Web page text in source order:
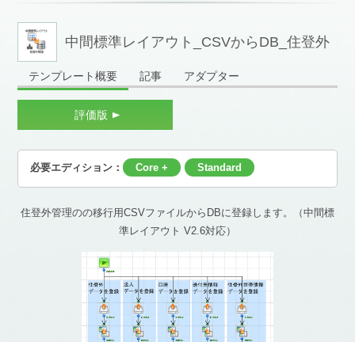
中間標準レイアウト_CSVからDB_住登外
管理
テンプレート概要 記事 アダプター
評価版
必要エディション： Core + Standard
住登外管理のの移行用CSVファイルからDBに登録します。（中間標
準レイアウト V2.6対応）